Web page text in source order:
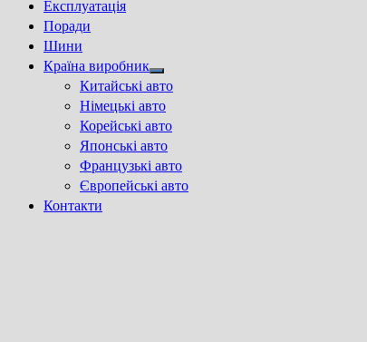
Експлуатація
Поради
Шини
Країна виробник
Show
sub
menu
Китайські авто
Німецькі авто
Корейські авто
Японські авто
Французькі авто
Європейські авто
Контакти